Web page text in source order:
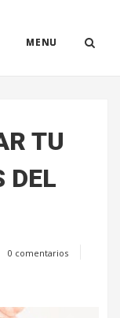
MENU
TU
DEL
0 comentarios